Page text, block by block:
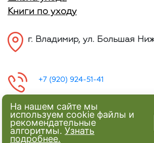
Книги по уходу
г. Владимир, ул. Большая
+7 (920) 924-51-41
На нашем сайте мы
используем cookie файлы и
рекомендательные
алгоритмы. Узнать
подробнее.